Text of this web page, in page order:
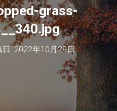
切
り
替
え
grass-
日:2022年10月29日